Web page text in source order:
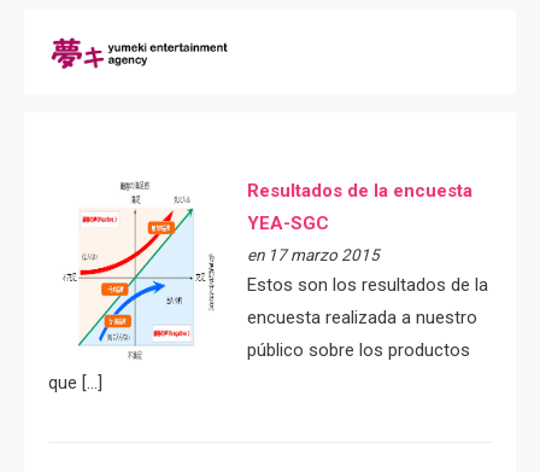
Resultados de la encuesta
YEA-SGC
en 17 marzo 2015
Estos son los resultados de la
encuesta realizada a nuestro
público sobre los productos
que […]